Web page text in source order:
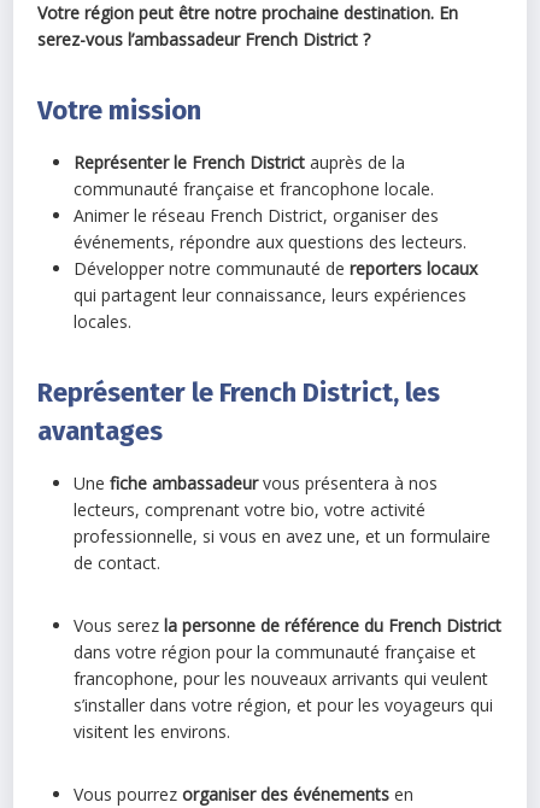
Votre région peut être notre prochaine destination. En
serez-vous l’ambassadeur French District ?
Votre mission
Représenter le French District auprès de la
communauté française et francophone locale.
Animer le réseau French District, organiser des
événements, répondre aux questions des lecteurs.
Développer notre communauté dereporters locaux
qui partagent leur connaissance, leurs expériences
locales.
Représenter le French District, les
avantages
Unefiche ambassadeurvous présentera à nos
lecteurs, comprenant votre bio, votre activité
professionnelle, si vous en avez une, et un formulaire
de contact.
Vous serez la personne de référence du French District
dans votre région pour la communauté française et
francophone, pour les nouveaux arrivants qui veulent
s’installer dans votre région, et pour les voyageurs qui
visitent les environs.
Vous pourrezorganiser des événements en